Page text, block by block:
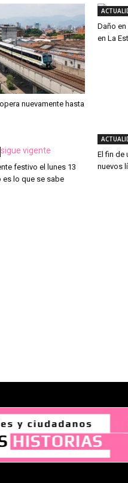
nuevamente hasta
Daño
en La
festivo el lunes 13
es lo que se sabe
El fin de
nuevos